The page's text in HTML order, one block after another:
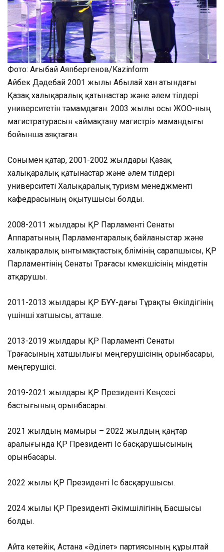
Фото: Ағыбай Аяпбергенов/Kazinform
Айбек Дәдебай 2001 жылы Абылай хан атындағы
Қазақ халықаралық қатынастар және әлем тілдері
университетін тәмамдаған. 2003 жылы осы ЖОО-ның
магистратурасын «аймақтану магистрі» мамандығы
бойынша аяқтаған.
Сонымен қатар, 2001-2002 жылдары Қазақ
халықаралық қатынастар және әлем тілдері
университеті Халықаралық туризм менеджменті
кафедрасының оқытушысы болды.
2008-2011 жылдары ҚР Парламенті Сенаты
Аппаратының Парламентаралық байланыстар және
халықаралық ынтымақтастық бөлімінің сарапшысы, ҚР
Парламентінің Сенаты Төрағасы көмекшісінің міндетін
атқарушы.
2011-2013 жылдары ҚР БҰҰ-дағы Тұрақты Өкілдігінің
үшінші хатшысы, атташе.
2013-2019 жылдары ҚР Парламенті Сенаты
Төрағасының хатшылығы меңгерушісінің орынбасары,
меңгерушісі.
2019-2021 жылдары ҚР Президенті Кеңсесі
бастығының орынбасары.
2021 жылдың мамыры – 2022 жылдың қаңтар
аралығында ҚР Президенті Іс басқарушысының
орынбасары.
2022 жылы ҚР Президенті Іс басқарушысы.
2024 жылы ҚР Президенті Әкімшілігінің Басшысы
болды.
Айта кетейік, Астана «Әділет» партиясының құрылтай